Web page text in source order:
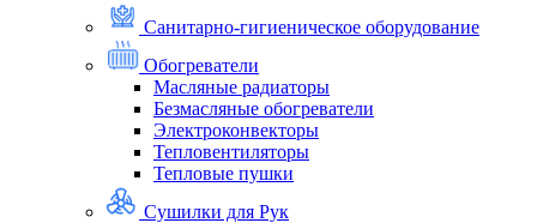
Санитарно-гигиеническое оборудование
Обогреватели
Масляные радиаторы
Безмасляные обогреватели
Электроконвекторы
Тепловентиляторы
Тепловые пушки
Сушилки для Рук